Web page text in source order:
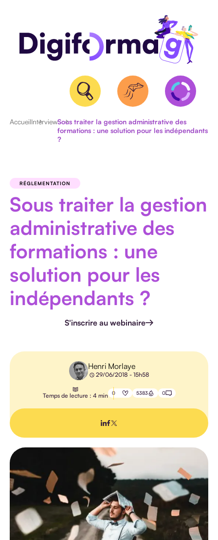
QUALIOPI
NDA
CERTIFICATION
RS/RNCP
HANDICAP
E-
LEARNING
PÉDAGOGIE
TOUS LES
TOUS LES
ARTICLES
AccueilInterviewSous traiter la gestion administrative des
formations : une solution pour les indépendants
?
RÉGLEMENTATION
Sous traiter la gestion
administrative des
formations : une
solution pour les
indépendants ?
S'inscrire au webinaire
Henri Morlaye
29/06/2018 - 15h58
Temps de lecture : 4 min 0 5383 0